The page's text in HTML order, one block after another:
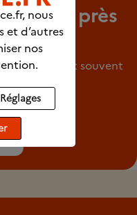
près
est souvent
nous
et d’autres
nos
Réglages